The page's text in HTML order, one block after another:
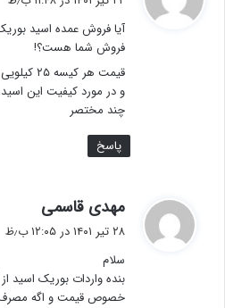
ت
:
آیا فروش عمده اسید
فروش شما هست؟!
قیمت هر کیسه ۲۵ کیلویی اسید بوریک اتی چقدره؟
و در مورد کیفیت این
چند مختصر
پاسخ
مهدی قاسمی
ف
۲۸ تیر ۱۴۰۱ در ۱۲:۰۵ ب٫ظ
سلام
بنده واردات بوریک اسید
خصوص قیمت و اگه مصرف